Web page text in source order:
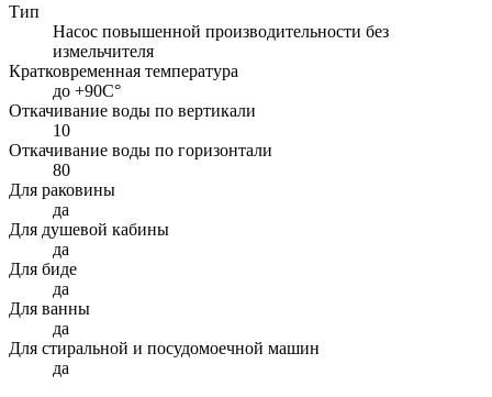
Тип
Насос повышенной производительности без
измельчителя
Кратковременная температура
до +90С°
Откачивание воды по вертикали
10
Откачивание воды по горизонтали
80
Для раковины
да
Для душевой кабины
да
Для биде
да
Для ванны
да
Для стиральной и посудомоечной машин
да